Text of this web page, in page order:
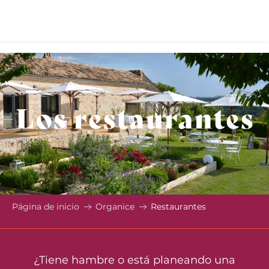
principal
Los restaurantes
Página de inicio Organice Restaurantes
¿Tiene hambre o está planeando una